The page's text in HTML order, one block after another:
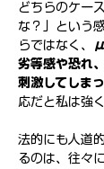
どちらのケー
な？」という
らではなく、
μ
劣等感や恐れ
刺激してしま
応だと私は強
法的にも人道
るのは、往々